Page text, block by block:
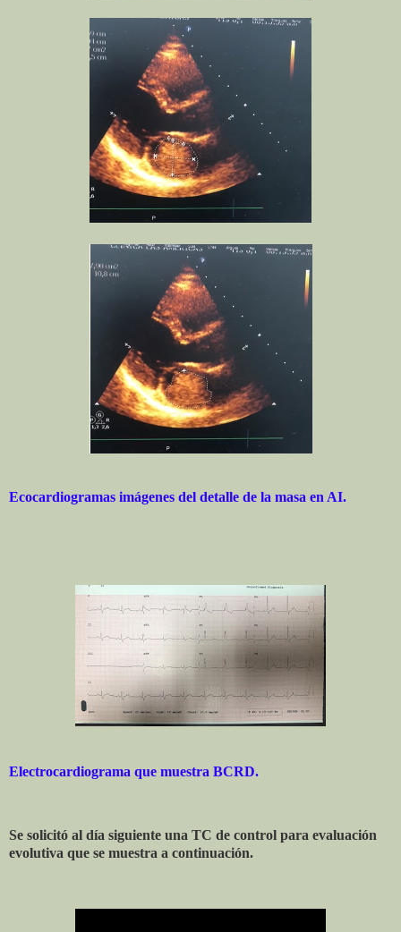
Ecocardiogramas imágenes del detalle de la masa en AI.
Electrocardiograma que muestra BCRD.
Se solicitó al día siguiente una TC de control para evaluación
evolutiva que se muestra a continuación.